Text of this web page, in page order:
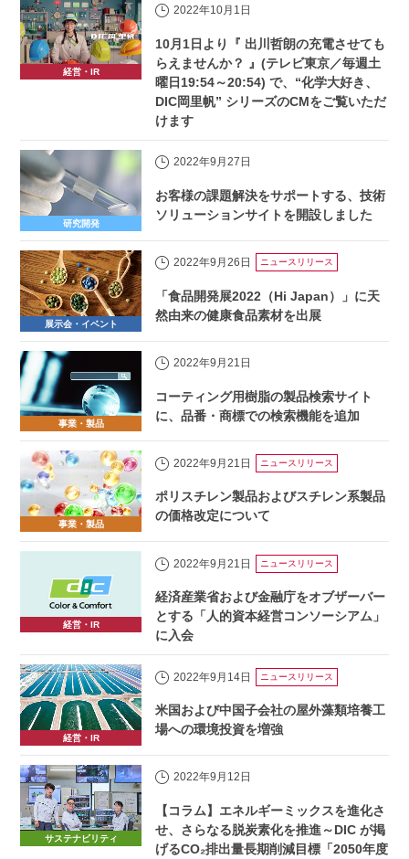
経営・IR
2022年10月1日
10月1日より『 出川哲朗の充電させても
らえませんか？ 』(テレビ東京／毎週土
曜日19:54～20:54) で、“化学大好き、
DIC岡里帆” シリーズのCMをご覧いただ
けます
研究開発
2022年9月27日
お客様の課題解決をサポートする、技術
ソリューションサイトを開設しました
展示会・イベント
2022年9月26日 ニュースリリース
「食品開発展2022（Hi Japan）」に天
然由来の健康食品素材を出展
事業・製品
2022年9月21日
コーティング用樹脂の製品検索サイト
に、品番・商標での検索機能を追加
事業・製品
2022年9月21日 ニュースリリース
ポリスチレン製品およびスチレン系製品
の価格改定について
経営・IR
2022年9月21日 ニュースリリース
経済産業省および金融庁をオブザーバー
とする「人的資本経営コンソーシアム」
に入会
経営・IR
2022年9月14日 ニュースリリース
米国および中国子会社の屋外藻類培養工
場への環境投資を増強
サステナビリティ
2022年9月12日
【コラム】エネルギーミックスを進化さ
せ、さらなる脱炭素化を推進～DIC が掲
げるCO₂排出量長期削減目標「2050年度